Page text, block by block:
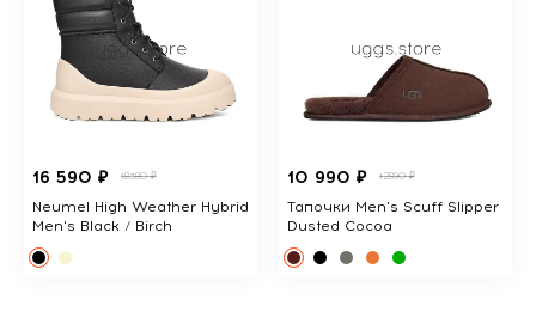
16 590 ₽ 18380 ₽
Neumel High Weather Hybrid
Men's Black / Birch
10 990 ₽ 12890 ₽
Тапочки Men's Scuff Slipper
Dusted Cocoa